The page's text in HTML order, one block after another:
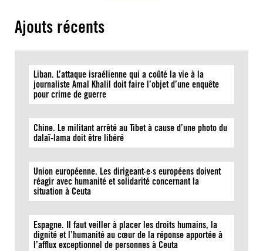
Ajouts récents
Liban. L’attaque israélienne qui a coûté la vie à la
journaliste Amal Khalil doit faire l’objet d’une enquête
pour crime de guerre
Chine. Le militant arrêté au Tibet à cause d’une photo du
dalaï-lama doit être libéré
Union européenne. Les dirigeant·e·s européens doivent
réagir avec humanité et solidarité concernant la
situation à Ceuta
Espagne. Il faut veiller à placer les droits humains, la
dignité et l’humanité au cœur de la réponse apportée à
l’afflux exceptionnel de personnes à Ceuta